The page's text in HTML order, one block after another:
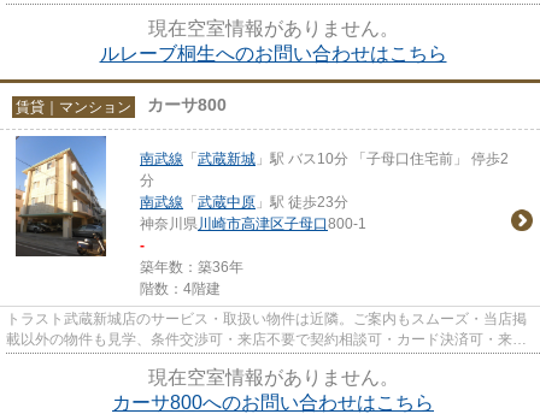
時無料駐車場有（要電話予約...
現在空室情報がありません。
ルレーブ桐生へのお問い合わせはこちら
賃貸｜マンション カーサ800
南武線 「武蔵新城 」駅 バス10分 「子母口住宅前」 停歩2
分
南武線 「武蔵中原 」駅 徒歩23分
神奈川県川崎市高津区子母口800-1
-
築年数：築36年
階数：4階建
トラスト武蔵新城店のサービス・取扱い物件は近隣。ご案内もスムーズ・当店掲
載以外の物件も見学、条件交渉可・来店不要で契約相談可・カード決済可・来店
時無料駐車場有（要電話予約...
現在空室情報がありません。
カーサ800へのお問い合わせはこちら